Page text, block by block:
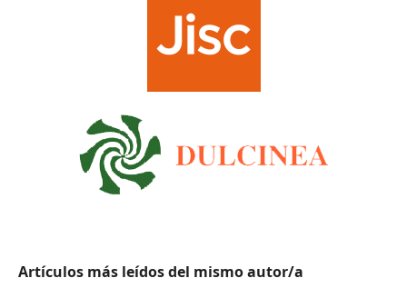
Artículos más leídos del mismo autor/a